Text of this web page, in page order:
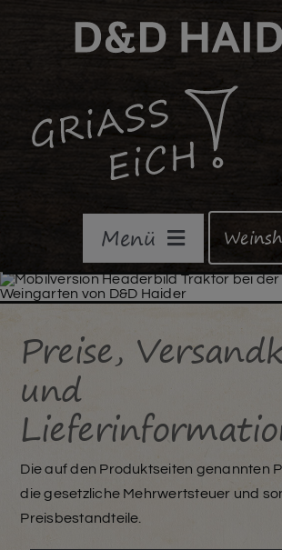
Menü
Home
Weingut D&D Haider
Urlaub beim Winzer
Aktuelles
Termine
Preise,
und
Die auf den Produktseiten genannten
die gesetzliche Mehrwertsteuer und
Preisbestandteile.